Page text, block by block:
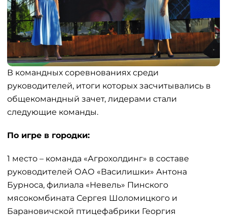
В командных соревнованиях среди
руководителей, итоги которых засчитывались в
общекомандный зачет, лидерами стали
следующие команды.
По игре в городки:
1 место – команда «Агрохолдинг» в составе
руководителей ОАО «Василишки» Антона
Бурноса, филиала «Невель» Пинского
мясокомбината Сергея Шоломицкого и
Барановичской птицефабрики Георгия